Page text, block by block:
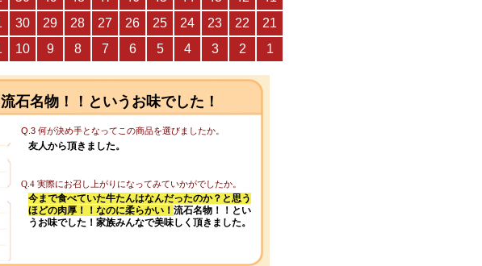
流石名物！！というお味でした！
Q.3 何が決め手となってこの商品を選びましたか。
友人から頂きました。
Q.4 実際にお召し上がりになってみていかがでしたか。
今まで食べていた牛たんはなんだったのか？と思う
ほどの肉厚！！なのに柔らかい！ 流石名物！！とい
うお味でした！家族みんなで美味しく頂きました。